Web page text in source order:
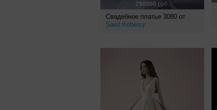
290000 руб.
Свадебное платье 3080 от
Saiid Kobeisy